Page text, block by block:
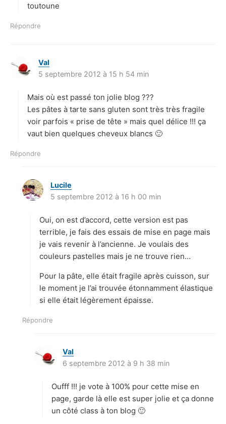
toutoune
Répondre
Val
i
:
5 septembre 2012 à 15 h 54 min
Mais où est passé ton jolie blog ???
Les pâtes à tarte sans gluten sont très très fragile
voir parfois « prise de tête » mais quel délice !!! ça
vaut bien quelques cheveux blancs 🙂
Répondre
Lucile
i
:
5 septembre 2012 à 16 h 00 min
Oui, on est d’accord, cette version est pas
terrible, je fais des essais de mise en page mais
je vais revenir à l’ancienne. Je voulais des
couleurs pastelles mais je ne trouve rien…
Pour la pâte, elle était fragile après cuisson, sur
le moment je l’ai trouvée étonnamment élastique
si elle était légèrement épaisse.
Répondre
Val
i
:
6 septembre 2012 à 9 h 38 min
Oufff !!! je vote à 100% pour cette mise en
page, garde là elle est super jolie et ça donne
un côté class à ton blog 🙂